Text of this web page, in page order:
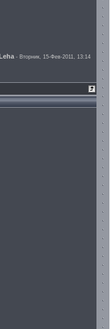
Leha - Вторник, 15-Фев-2011, 13:14